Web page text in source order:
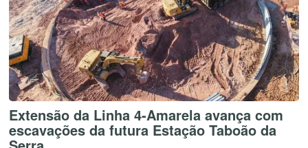
Extensão da Linha 4-Amarela avança com
escavações da futura Estação Taboão da